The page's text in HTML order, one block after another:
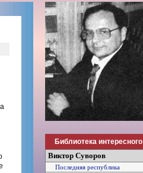
Библиотека интересного
Виктор Суворов
Последняя республика